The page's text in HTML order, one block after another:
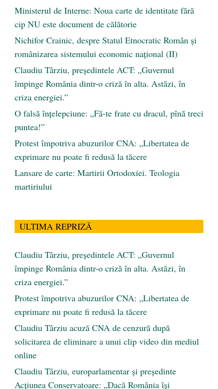
Ministerul de Interne: Noua carte de identitate fără
cip NU este document de călătorie
Nichifor Crainic, despre Statul Etnocratic Român şi
românizarea sistemului economic naţional (II)
Claudiu Târziu, președintele ACT: „Guvernul
împinge România dintr-o criză în alta. Astăzi, în
criza energiei.”
O falsă înțelepciune: „Fă-te frate cu dracul, pînă treci
puntea!”
Protest împotriva abuzurilor CNA: „Libertatea de
exprimare nu poate fi redusă la tăcere
Lansare de carte: Martirii Ortodoxiei. Teologia
martiriului
ULTIMA REPRIZĂ
Claudiu Târziu, președintele ACT: „Guvernul
împinge România dintr-o criză în alta. Astăzi, în
criza energiei.”
Protest împotriva abuzurilor CNA: „Libertatea de
exprimare nu poate fi redusă la tăcere
Claudiu Târziu acuză CNA de cenzură după
solicitarea de eliminare a unui clip video din mediul
online
Claudiu Târziu, europarlamentar și președinte
Acțiunea Conservatoare: „Dacă România își